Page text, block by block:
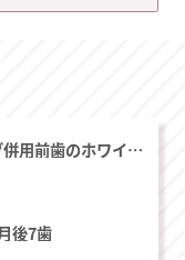
用前歯のホワイト
後7歯